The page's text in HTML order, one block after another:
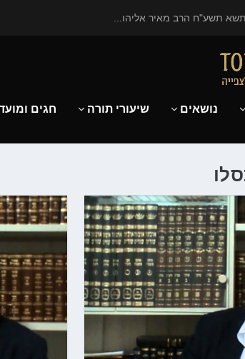
תשע"ח הרב מאיר אליהו...
נושאים שיעורי תורה חגים